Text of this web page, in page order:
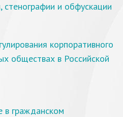
и обфускации
корпоративного
обществах в Российской
в гражданском